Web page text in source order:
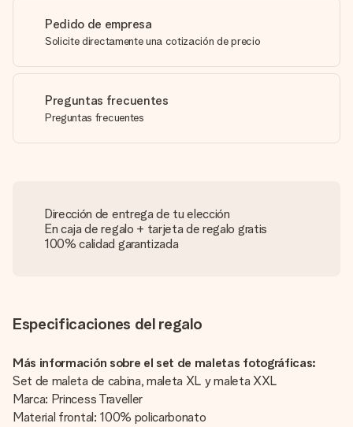
Pedido de empresa
Solicite directamente una cotización de precio
Preguntas frecuentes
Preguntas frecuentes
Dirección de entrega de tu elección
En caja de regalo + tarjeta de regalo gratis
100% calidad garantizada
Especificaciones del regalo
Más información sobre el set de maletas fotográficas:
Set de maleta de cabina, maleta XL y maleta XXL
Marca: Princess Traveller
Material frontal: 100% policarbonato